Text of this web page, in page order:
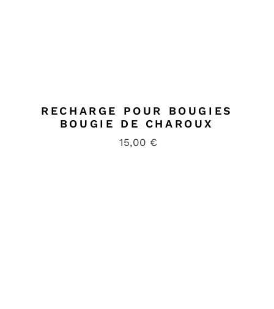
RECHARGE POUR BOUGIES
BOUGIE DE CHAROUX
15,00 €